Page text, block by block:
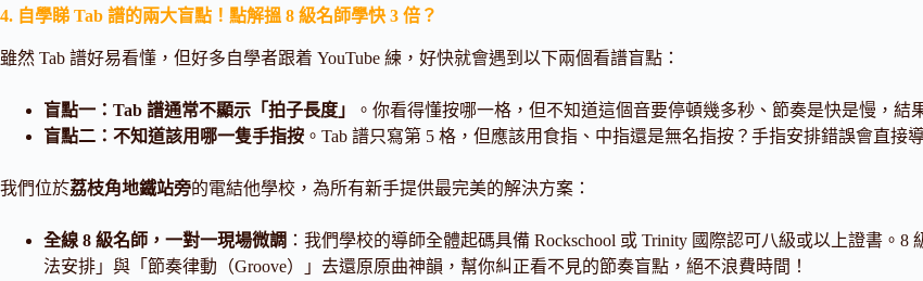
4. 自學睇 Tab 譜的兩大盲點！點解搵 8 級名師學快 3 倍？
雖然 Tab 譜好易看懂，但好多自學者跟着 YouTube 練，好快就會遇到以下兩個看譜盲點：
盲點一：Tab 譜通常不顯示「拍子長度」
。你看得懂按哪一格，但不知道這個音要停頓幾多秒、節奏是快是慢，結
盲點二：不知道該用哪一隻手指按 。Tab 譜只寫第 5 格，但應該用食指、中指還是無名指按？手指安排錯誤會直接
我們位於荔枝角地鐵站旁的電結他學校，為所有新手提供最完美的解決方案：
全線 8 級名師，一對一現場微調 ：我們學校的導師全體起碼具備 Rockschool 或 Trinity 國際認可八級或以上證書。
法安排」與「節奏律動（Groove）」去還原原曲神韻，幫你糾正看不見的節奏盲點，絕不浪費時間！